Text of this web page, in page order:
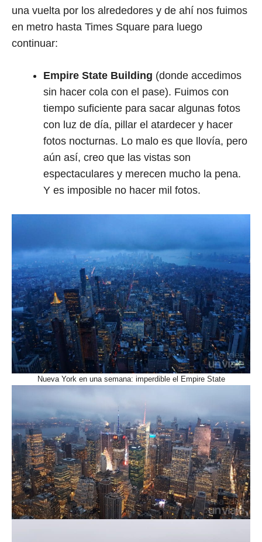
una vuelta por los alrededores y de ahí nos fuimos
en metro hasta Times Square para luego
continuar:
Empire State Building (donde accedimos
sin hacer cola con el pase). Fuimos con
tiempo suficiente para sacar algunas fotos
con luz de día, pillar el atardecer y hacer
fotos nocturnas. Lo malo es que llovía, pero
aún así, creo que las vistas son
espectaculares y merecen mucho la pena.
Y es imposible no hacer mil fotos.
Nueva York en una semana: imperdible el Empire State